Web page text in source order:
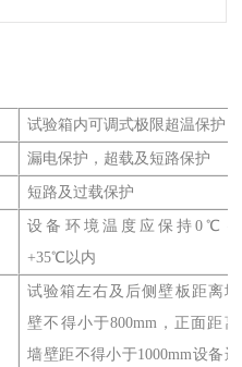
试验箱内可调式极限超温保护
漏电保护，超载及短路保护
短路及过载保护
设备环境温度应保持0℃～
+35℃以内
试验箱左右及后侧壁板距离墙
壁不得小于800mm，正面距离
墙壁距不得小于1000mm设备运